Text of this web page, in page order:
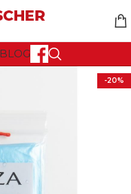
BLOG
-20%